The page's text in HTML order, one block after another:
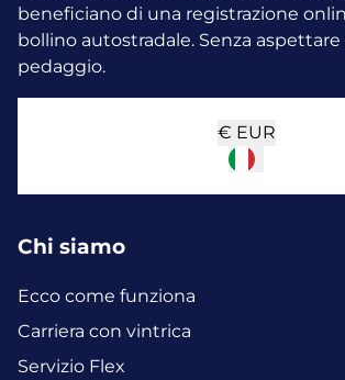
beneficiano di una registrazione
bollino autostradale. Senza aspettare
pedaggio.
€ EUR
Chi siamo
Ecco come funziona
Carriera con vintrica
Servizio Flex